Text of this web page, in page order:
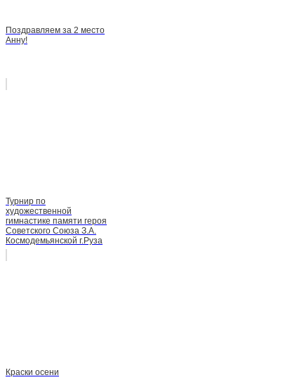
Поздравляем за 2 место
Анну!
Турнир по
художественной
гимнастике памяти героя
Советского Союза З.А.
Космодемьянской г.Руза
Краски осени